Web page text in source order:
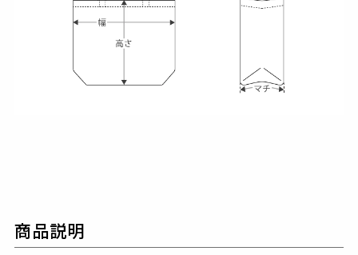
商品説明